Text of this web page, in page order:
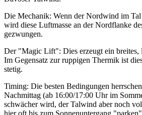
Die Mechanik: Wenn der Nordwind im
wird diese Luftmasse an der Nordflanke
gezwungen.
Der "Magic Lift": Dies erzeugt ein breites,
Im Gegensatz zur ruppigen Thermik ist
stetig.
Timing: Die besten Bedingungen
Nachmittag (ab 16:00/17:00 Uhr im
schwächer wird, der Talwind aber noch